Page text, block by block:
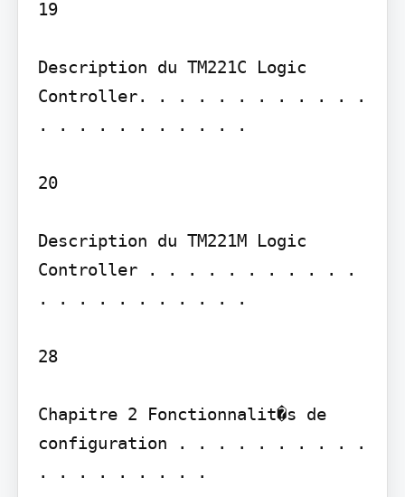
19
Description du TM221C Logic
Controller. . . . . . . . . . . .
. . . . . . . . . . .
20
Description du TM221M Logic
Controller . . . . . . . . . . .
. . . . . . . . . . .
28
Chapitre 2 Fonctionnalit�s de
configuration . . . . . . . . . .
. . . . . . . . .